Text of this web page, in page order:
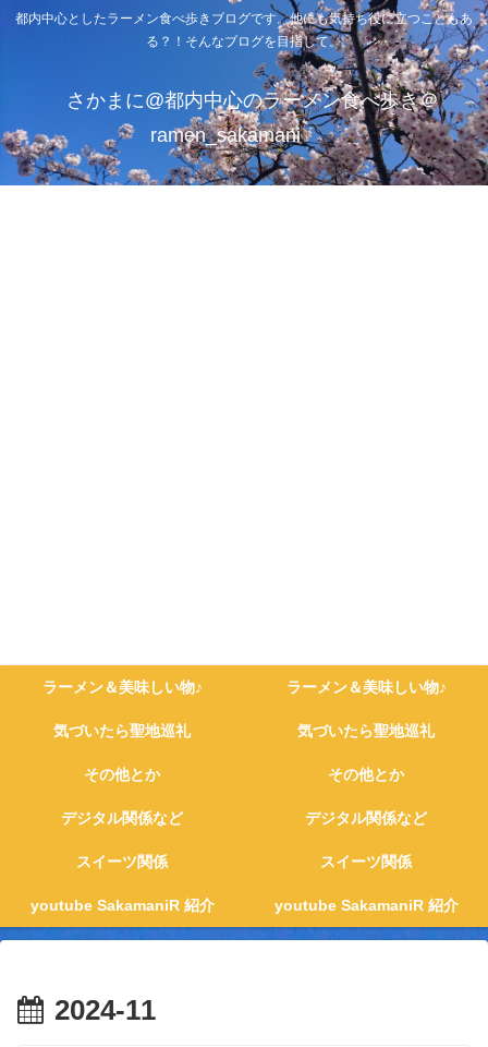
都内中心としたラーメン食べ歩きブログです。他にも気持ち役に立つこともあ
る？！そんなブログを目指して。
さかまに@都内中心のラーメン食べ歩き＠
ramen_sakamani
ラーメン＆美味しい物♪ ラーメン＆美味しい物♪
気づいたら聖地巡礼 気づいたら聖地巡礼
その他とか その他とか
デジタル関係など デジタル関係など
スイーツ関係 スイーツ関係
youtube SakamaniR 紹介 youtube SakamaniR 紹介
2024-11